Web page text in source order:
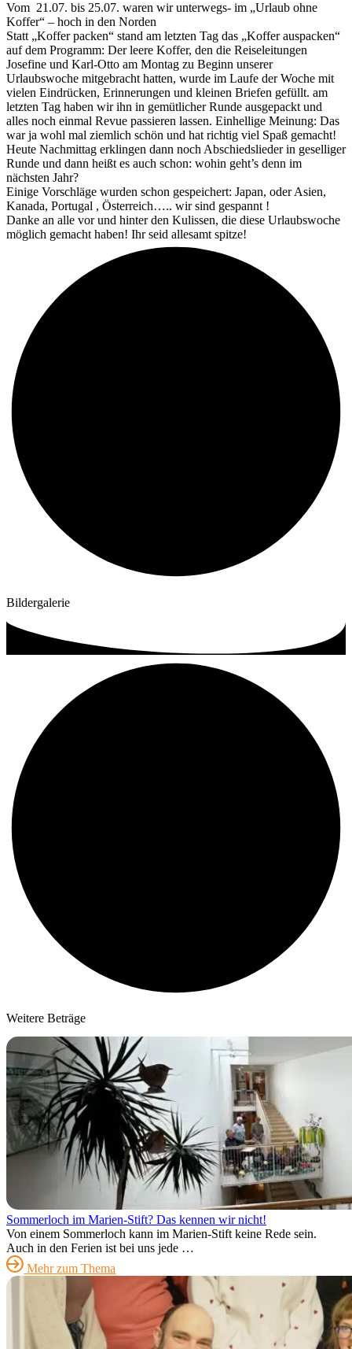
Vom 21.07. bis 25.07. waren wir unterwegs- im „Urlaub ohne
Koffer“ – hoch in den Norden
Statt „Koffer packen“ stand am letzten Tag das „Koffer auspacken“
auf dem Programm: Der leere Koffer, den die Reiseleitungen
Josefine und Karl-Otto am Montag zu Beginn unserer
Urlaubswoche mitgebracht hatten, wurde im Laufe der Woche mit
vielen Eindrücken, Erinnerungen und kleinen Briefen gefüllt. am
letzten Tag haben wir ihn in gemütlicher Runde ausgepackt und
alles noch einmal Revue passieren lassen. Einhellige Meinung: Das
war ja wohl mal ziemlich schön und hat richtig viel Spaß gemacht!
Heute Nachmittag erklingen dann noch Abschiedslieder in geselliger
Runde und dann heißt es auch schon: wohin geht’s denn im
nächsten Jahr?
Einige Vorschläge wurden schon gespeichert: Japan, oder Asien,
Kanada, Portugal , Österreich….. wir sind gespannt !
Danke an alle vor und hinter den Kulissen, die diese Urlaubswoche
möglich gemacht haben! Ihr seid allesamt spitze!
Bildergalerie
Weitere Beträge
Sommerloch im Marien-Stift? Das kennen wir nicht!
Von einem Sommerloch kann im Marien-Stift keine Rede sein.
Auch in den Ferien ist bei uns jede …
Mehr zum Thema